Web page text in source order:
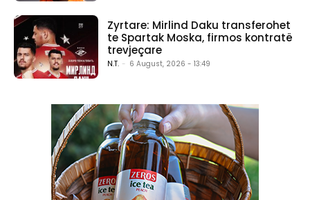
Zyrtare: Mirlind Daku transferohet
te Spartak Moska, firmos kontratë
trevjeçare
N.T. - 6 August, 2026 - 13:49